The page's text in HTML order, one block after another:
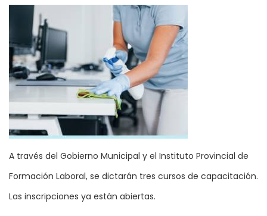
A través del Gobierno Municipal y el Instituto Provincial de
Formación Laboral, se dictarán tres cursos de capacitación.
Las inscripciones ya están abiertas.